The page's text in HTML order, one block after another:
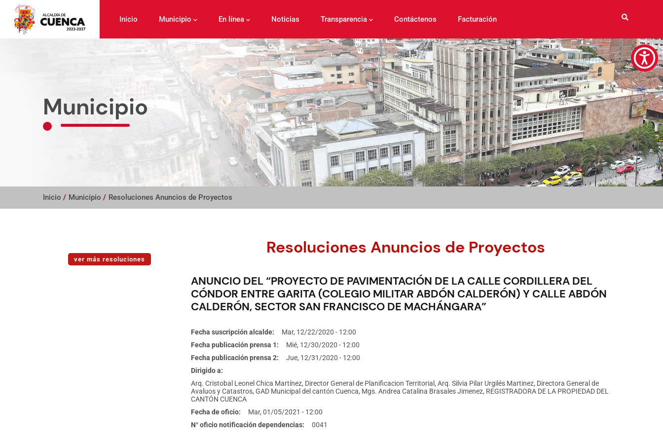
contenido
principal
Inicio Municipio En línea Noticias Transparencia Contáctenos Facturación
Municipio
Inicio / Municipio / Resoluciones Anuncios de Proyectos
Resoluciones Anuncios de Proyectos
ANUNCIO DEL “PROYECTO DE PAVIMENTACIÓN DE LA CALLE CORDILLERA DEL
CÓNDOR ENTRE GARITA (COLEGIO MILITAR ABDÓN CALDERÓN) Y CALLE ABDÓN
CALDERÓN, SECTOR SAN FRANCISCO DE MACHÁNGARA”
Fecha suscripción alcalde
Mar, 12/22/2020 - 12:00
Fecha publicación prensa 1
Mié, 12/30/2020 - 12:00
Fecha publicación prensa 2
Jue, 12/31/2020 - 12:00
Dirigido a
Arq. Cristobal Leonel Chica Martínez, Director General de Planificacion Territorial, Arq. Silvia Pilar Urgilés Martinez, Directora General de
Avaluos y Catastros, GAD Municipal del cantón Cuenca, Mgs. Andrea Catalina Brasales Jimenez, REGISTRADORA DE LA PROPIEDAD DEL
CANTÓN CUENCA
Fecha de oficio
Mar, 01/05/2021 - 12:00
N° oficio notificación dependencias
0041
ver más resoluciones